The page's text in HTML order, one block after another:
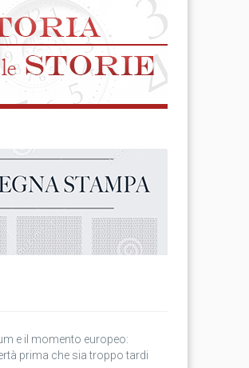
e il momento europeo:
prima che sia troppo tardi